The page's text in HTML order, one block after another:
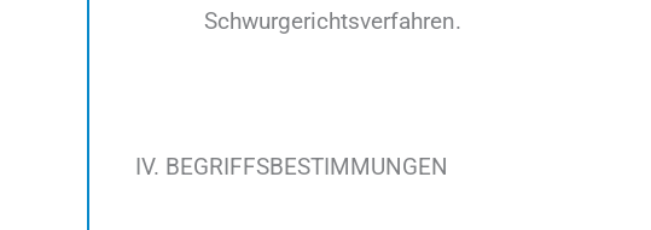
Schwurgerichtsverfahren.
IV. BEGRIFFSBESTIMMUNGEN